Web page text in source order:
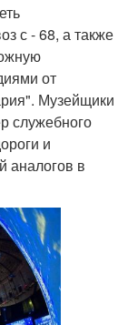
с - 68, а также
от
Музейщики
служебного
и
в